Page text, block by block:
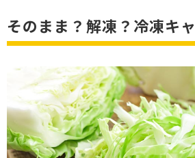
そのまま？解凍？冷凍キ